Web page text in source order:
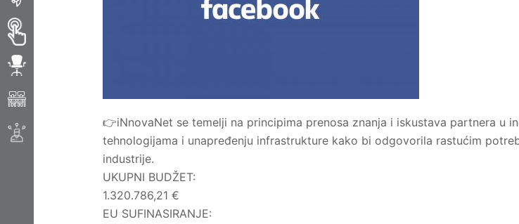
👉iNnovaNet se temelji na principima prenosa znanja i iskustava partnera u
tehnologijama i unapređenju infrastrukture kako bi odgovorila rastućim
industrije.
UKUPNI BUDŽET:
1.320.786,21 €
EU SUFINASIRANJE: